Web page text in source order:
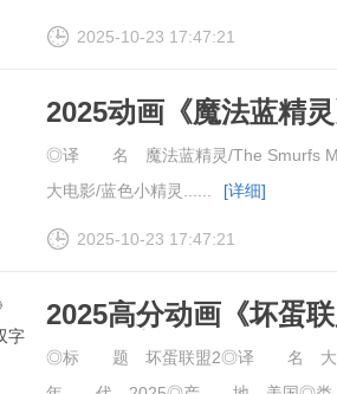
2025-10-23 17:47:21
2025动画《魔法蓝精
◎译 名 魔法蓝精灵/The Smurfs
大电影/蓝色小精灵......
[详细]
2025-10-23 17:47:21
2025高分动画《坏蛋
中英双字
◎标 题 坏蛋联盟2◎译 名 大坏